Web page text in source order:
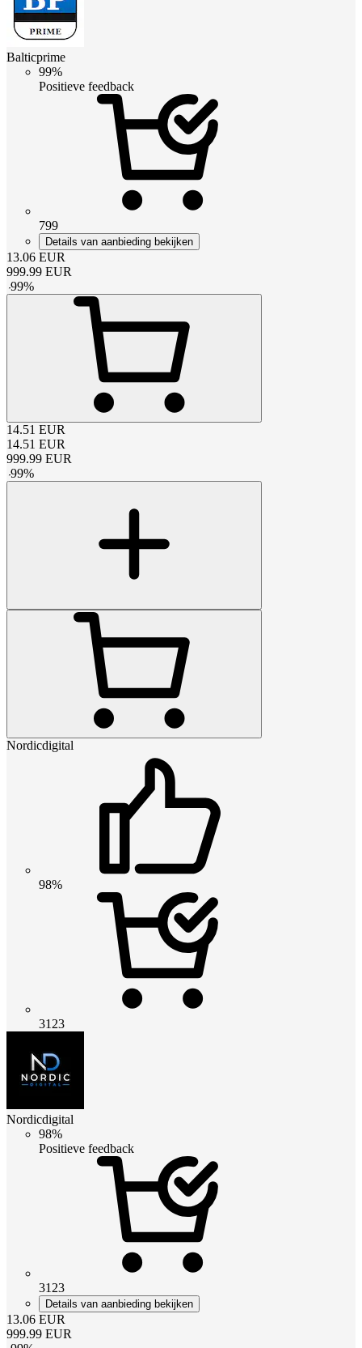
Balticprime
99%
Positieve feedback
799
Details van aanbieding bekijken
13.06 EUR
999.99 EUR
-99%
14.51 EUR
14.51 EUR
999.99 EUR
-99%
Nordicdigital
98%
3123
Nordicdigital
98%
Positieve feedback
3123
Details van aanbieding bekijken
13.06 EUR
999.99 EUR